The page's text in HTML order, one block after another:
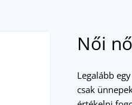
Női
Legalább
csak